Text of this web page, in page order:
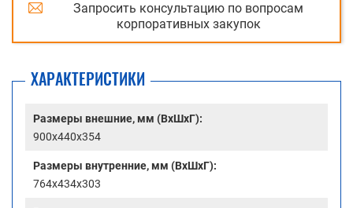
Запросить консультацию по вопросам
корпоративных закупок
ХАРАКТЕРИСТИКИ
Размеры внешние, мм (ВхШхГ):
900x440x354
Размеры внутренние, мм (ВхШхГ):
764x434x303